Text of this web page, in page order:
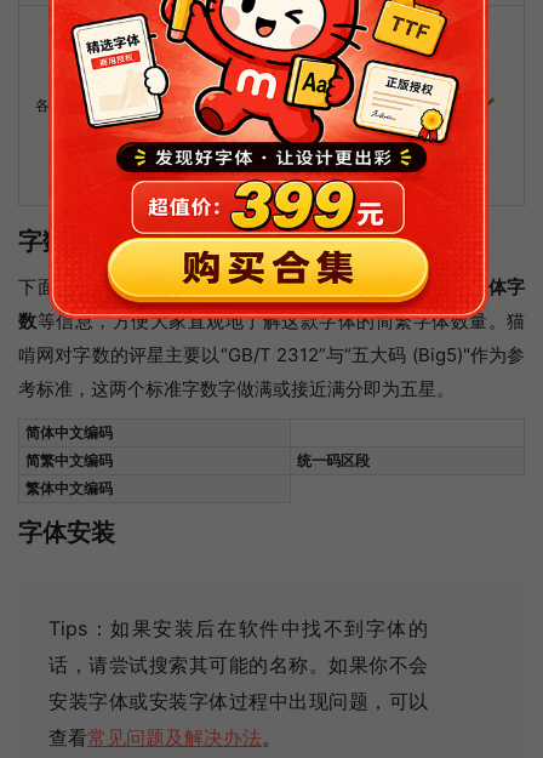
各类嵌入式应用
各类嵌入式应用(包括:应用程序iOS、
Android、HarmonyOS、Windows、
macOS、电子屏显、电子辞典、打印
机、机顶盒、导航仪、SoC芯片、网页、
H5应用、小程序、音像制品、电子图
书、电子报刊、电子文档、电子课件等嵌
入)
字数统计
下面这个图统计了这款字体里面包含多少个简体字数 和
繁体字
数等信息，方便大家直观地了解这款字体的简繁字体数量。猫
啃网对字数的评星主要以“GB/T 2312”与“五大码 (Big5)"作为参
考标准，这两个标准字数字做满或接近满分即为五星。
简体中文编码
简繁中文编码
统一码区段
繁体中文编码
字体安装
Tips：如果安装后在软件中找不到字体的
话，请尝试搜索其可能的名称。如果你不会
安装字体或安装字体过程中出现问题，可以
查看常见问题及解决办法。